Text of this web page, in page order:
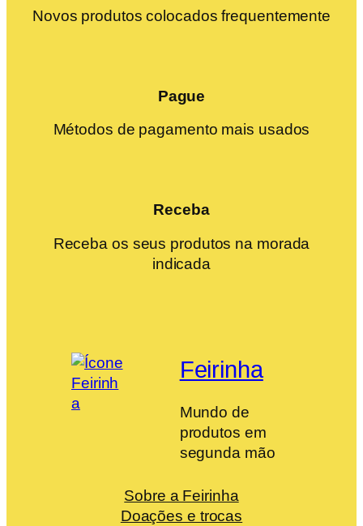
Novos produtos colocados frequentemente
Pague
Métodos de pagamento mais usados
Receba
Receba os seus produtos na morada
indicada
Feirinha
Mundo de
produtos em
segunda mão
Sobre a Feirinha
Doações e trocas